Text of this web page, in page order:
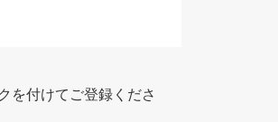
を付けてご登録くださ